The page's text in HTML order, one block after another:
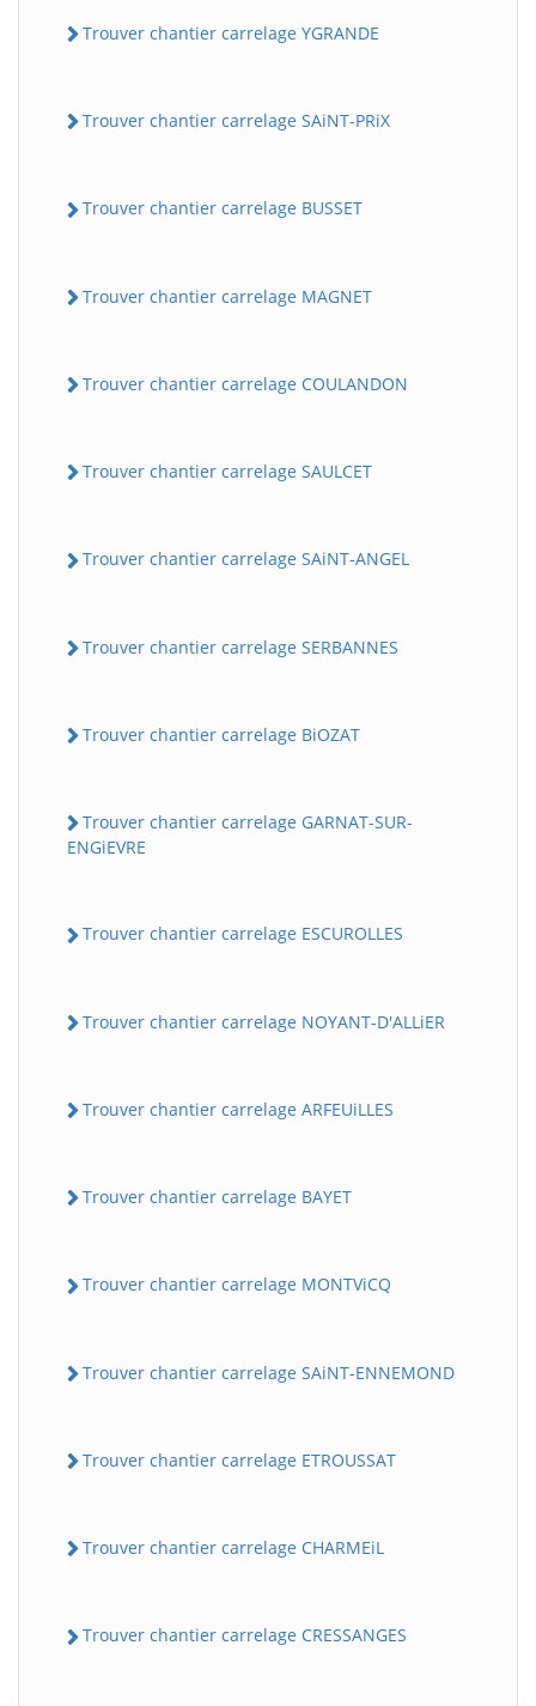
Trouver chantier carrelage YGRANDE
Trouver chantier carrelage SAiNT-PRiX
Trouver chantier carrelage BUSSET
Trouver chantier carrelage MAGNET
Trouver chantier carrelage COULANDON
Trouver chantier carrelage SAULCET
Trouver chantier carrelage SAiNT-ANGEL
Trouver chantier carrelage SERBANNES
Trouver chantier carrelage BiOZAT
Trouver chantier carrelage GARNAT-SUR-
ENGiEVRE
Trouver chantier carrelage ESCUROLLES
Trouver chantier carrelage NOYANT-D'ALLiER
Trouver chantier carrelage ARFEUiLLES
Trouver chantier carrelage BAYET
Trouver chantier carrelage MONTViCQ
Trouver chantier carrelage SAiNT-ENNEMOND
Trouver chantier carrelage ETROUSSAT
Trouver chantier carrelage CHARMEiL
Trouver chantier carrelage CRESSANGES
B BatiWebPro